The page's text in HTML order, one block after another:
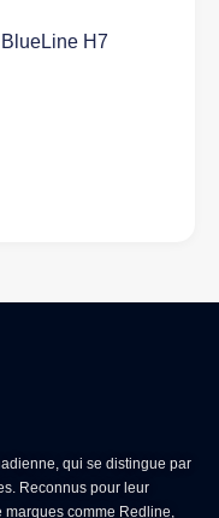
H7
qui se distingue par
. Reconnus pour leur
marques comme Redline,